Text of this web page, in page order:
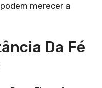
merecer a
Da Fé